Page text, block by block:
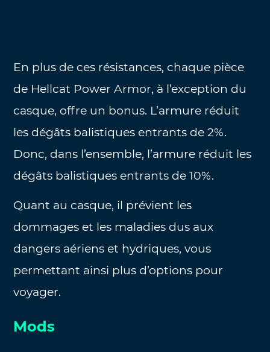
En plus de ces résistances, chaque pièce
de Hellcat Power Armor, à l’exception du
casque, offre un bonus. L’armure réduit
les dégâts balistiques entrants de 2%.
Donc, dans l’ensemble, l’armure réduit les
dégâts balistiques entrants de 10%.
Quant au casque, il prévient les
dommages et les maladies dus aux
dangers aériens et hydriques, vous
permettant ainsi plus d’options pour
voyager.
Mods